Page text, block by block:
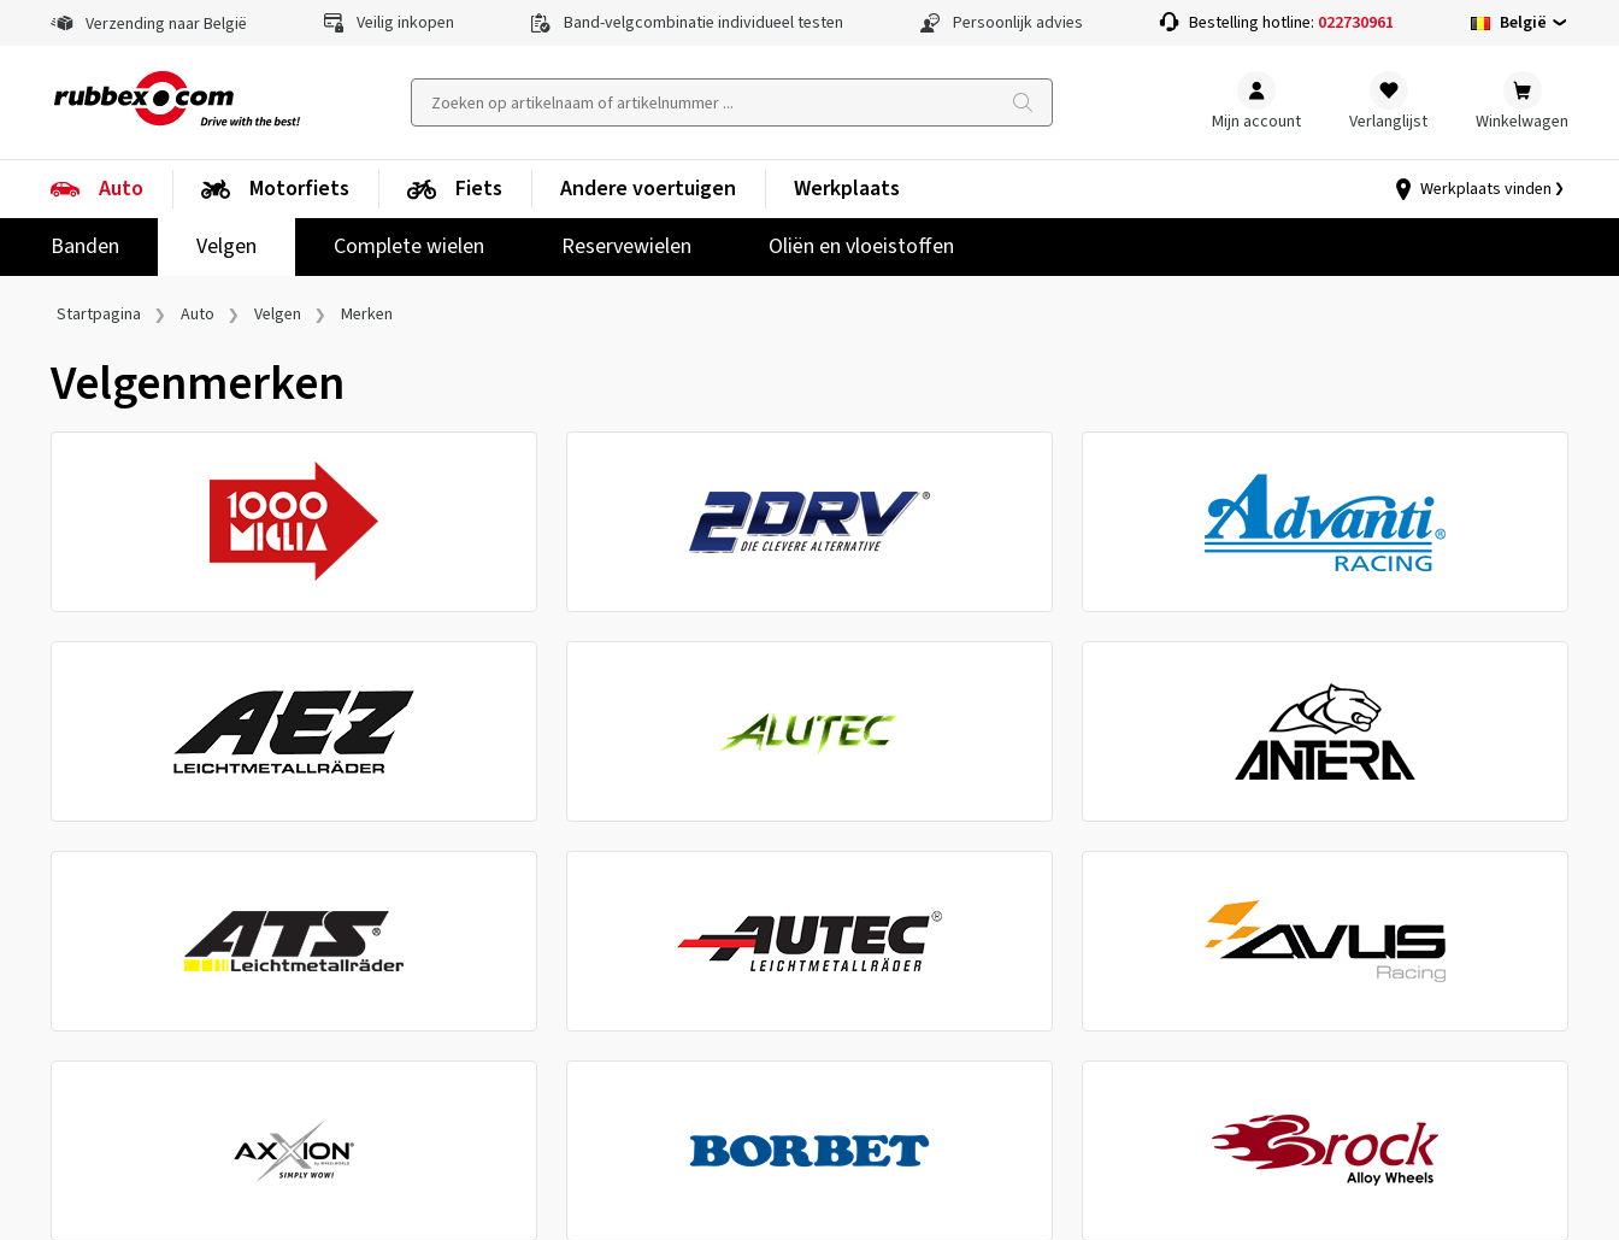
Verzending naar België Veilig inkopen Band-velgcombinatie individueel testen Persoonlijk advies Bestelling hotline: 022730961 België
Mijn account Verlanglijst Winkelwagen
Auto
Banden
Velgen Complete wielen Reservewielen Oliën en vloeistoffen
Motorfiets Fiets Andere voertuigen Werkplaats Werkplaats vinden
Startpagina Auto Velgen Merken
Velgenmerken